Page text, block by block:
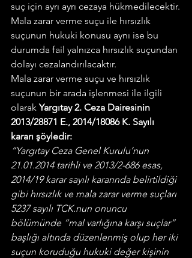
suç için ayrı ayrı cezaya hükmedilecektir.
Mala zarar verme suçu ile hırsızlık
suçunun hukuki konusu aynı ise bu
durumda fail yalnızca hırsızlık suçundan
dolayı cezalandırılacaktır.
Mala zarar verme suçu ve hırsızlık
suçunun bir arada işlenmesi ile ilgili
olarak Yargıtay 2. Ceza Dairesinin
2013/28871 E., 2014/18086 K. Sayılı
kararı şöyledir:
“Yargıtay Ceza Genel Kurulu’nun
21.01.2014 tarihli ve 2013/2-686 esas,
2014/19 karar sayılı kararında belirtildiği
gibi hırsızlık ve mala zarar verme suçları
5237 sayılı TCK.nun onuncu
bölümünde “mal varlığına karşı suçlar”
başlığı altında düzenlenmiş olup her iki
suçun koruduğu hukuki değer kişinin